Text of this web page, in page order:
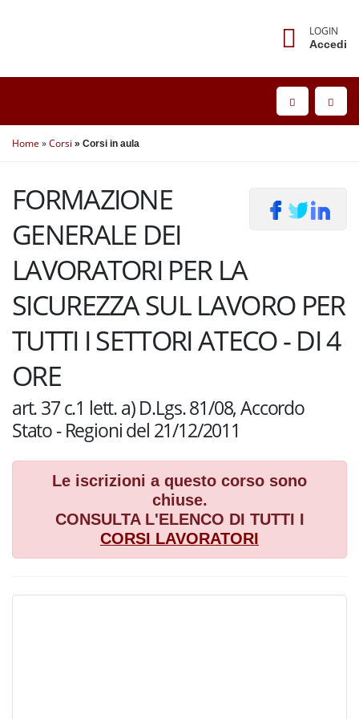
LOGIN
Accedi
Home Corsi Corsi in aula
FORMAZIONE
GENERALE DEI
LAVORATORI PER LA
SICUREZZA SUL LAVORO PER
TUTTI I SETTORI ATECO - DI 4
ORE
art. 37 c.1 lett. a) D.Lgs. 81/08, Accordo
Stato - Regioni del 21/12/2011
Le iscrizioni a questo corso sono
chiuse.
CONSULTA L'ELENCO DI TUTTI ICORSI
LAVORATORI